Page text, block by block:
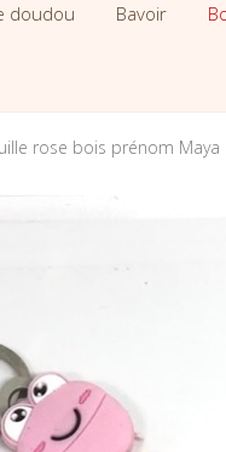
doudou Bavoir
rose bois prénom Maya